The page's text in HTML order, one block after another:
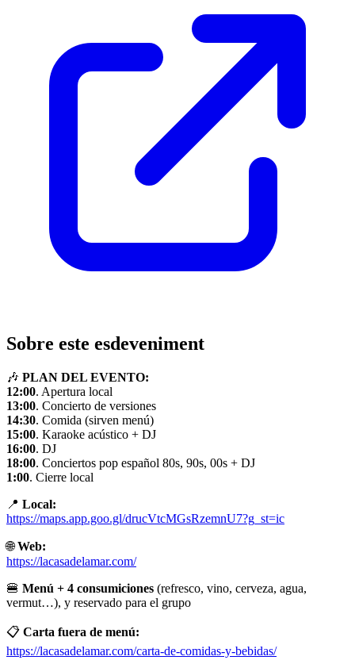
Sobre este esdeveniment
🎶 PLAN DEL EVENTO:
12:00. Apertura local
13:00. Concierto de versiones
14:30. Comida (sirven menú)
15:00. Karaoke acústico + DJ
16:00. DJ
18:00. Conciertos pop español 80s, 90s, 00s + DJ
1:00. Cierre local
📍 Local:
https://maps.app.goo.gl/drucVtcMGsRzemnU7?g_st=ic
🌐Web:
https://lacasadelamar.com/
🍔 Menú + 4 consumiciones (refresco, vino, cerveza, agua,
vermut…), y reservado para el grupo
📋 Carta fuera de menú:
https://lacasadelamar.com/carta-de-comidas-y-bebidas/